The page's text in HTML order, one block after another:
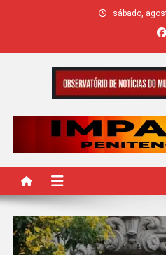
sábado,
IMPAKTO